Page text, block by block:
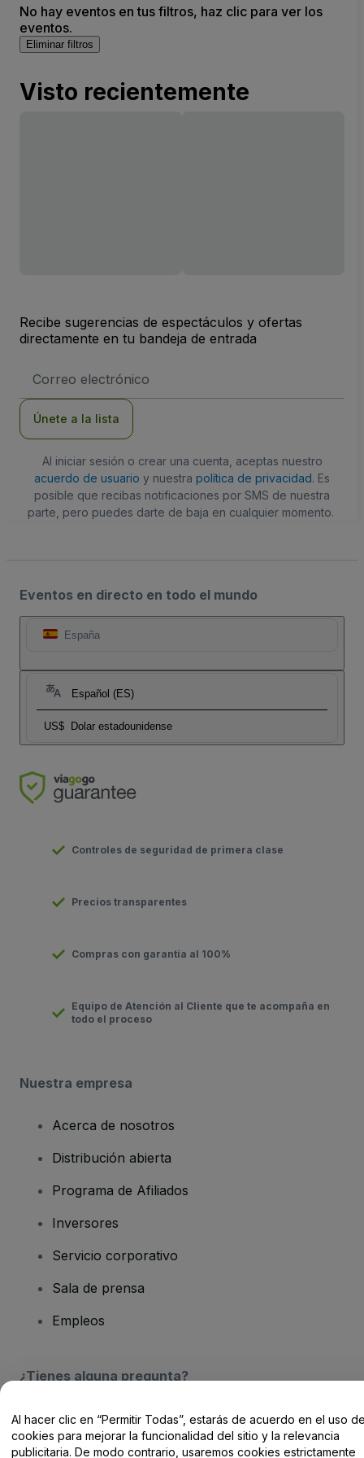
No hay eventos en tus filtros, haz clic para ver los
eventos.
Eliminar filtros
Visto recientemente
Recibe sugerencias de espectáculos y ofertas
directamente en tu bandeja de entrada
de
Únete a la lista
Al iniciar sesión o crear una cuenta, aceptas nuestro
acuerdo de usuario y nuestra política de privacidad. Es
posible que recibas notificaciones por SMS de nuestra
parte, pero puedes darte de baja en cualquier momento.
Eventos en directo en todo el mundo
España
Español (ES)
US$ Dolar estadounidense
Controles de seguridad de primera clase
Precios transparentes
Compras con garantía al 100%
Equipo de Atención al Cliente que te acompaña en
todo el proceso
Nuestra empresa
Acerca de nosotros
Distribución abierta
Programa de Afiliados
Inversores
Servicio corporativo
Sala de prensa
Empleos
¿Tienes alguna pregunta?
Centro de Ayuda / Contacto
Al hacer clic en “Permitir Todas”, estarás de acuerdo en el uso
cookies para mejorar la funcionalidad del sitio y la relevancia
publicitaria. De modo contrario, usaremos cookies estrictamente